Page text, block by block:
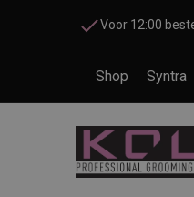
Voor 12:00
Shop Syntra